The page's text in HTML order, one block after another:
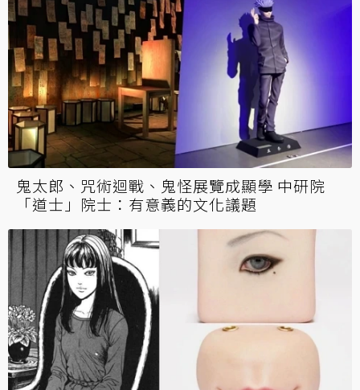
鬼太郎、咒術迴戰、鬼怪展覽成顯學 中研院
「道士」院士：有意義的文化議題